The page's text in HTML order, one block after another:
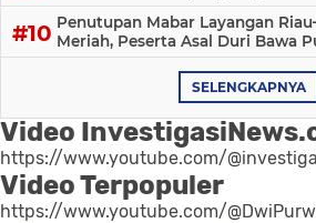
Penutupan Mabar Layangan
Meriah, Peserta Asal Duri Bawa
SELENGKAPNYA
Video
https://www.youtube.com/
Video Terpopuler
https://www.youtube.com/